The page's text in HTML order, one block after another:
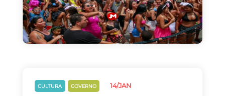
CULTURA GOVERNO 14/JAN